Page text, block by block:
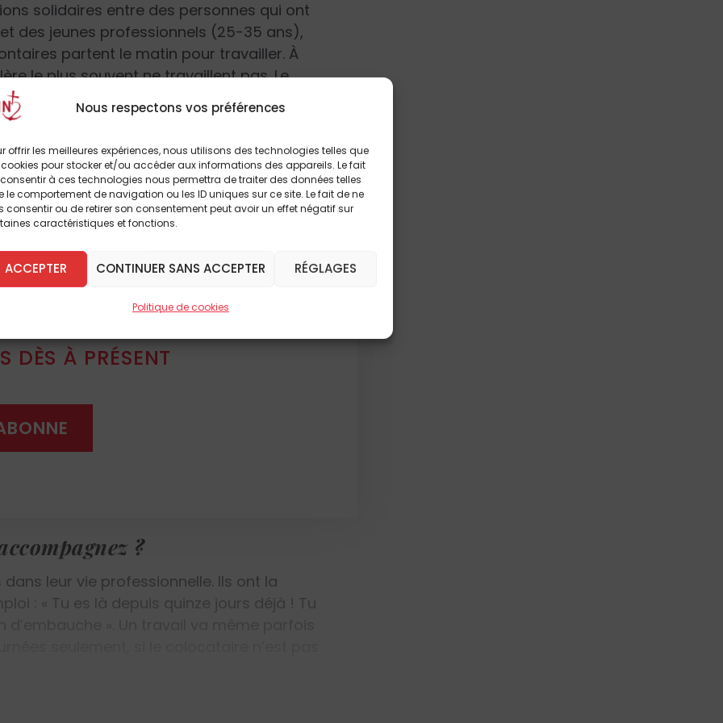
Nous respectons vos préférences
offrir les meilleures expériences, nous utilisons des technologies telles que
pour stocker et/ou accéder aux informations des appareils. Le fait
à ces technologies nous permettra de traiter des données telles
le comportement de navigation ou les ID uniques sur ce site. Le fait de ne
consentir ou de retirer son consentement peut avoir un effet négatif sur
caractéristiques et fonctions.
ACCEPTER CONTINUER SANS ACCEPTER RÉGLAGES
Politique de cookies
solidaires entre des personnes qui ont
des jeunes professionnels (25-35 ans),
partent le matin pour travailler. À
le plus souvent ne travaillent pas. Le
est donc ce contraste entre
jeunes et moins « actifs », du moins aux
réinsertion professionnelle
mais ce n’est pas la seule. Ma première
l’horizon de tous les profils de ceux que
la retraite et ne retourneront jamais
ou de handicap tels que l’idée même
farfelue. Néanmoins, ils peuvent tous
Lazare », nous essayons de déployer le
une dynamique de projet qui aide à aller
peut être un bénévolat, un passe-temps,
famille. Pour certains, il s’agit du
?
leur vie professionnelle. Ils ont la
: « Tu es là depuis quinze jours déjà ! Tu
lire cet article
autres
DÈS À PRÉSENT